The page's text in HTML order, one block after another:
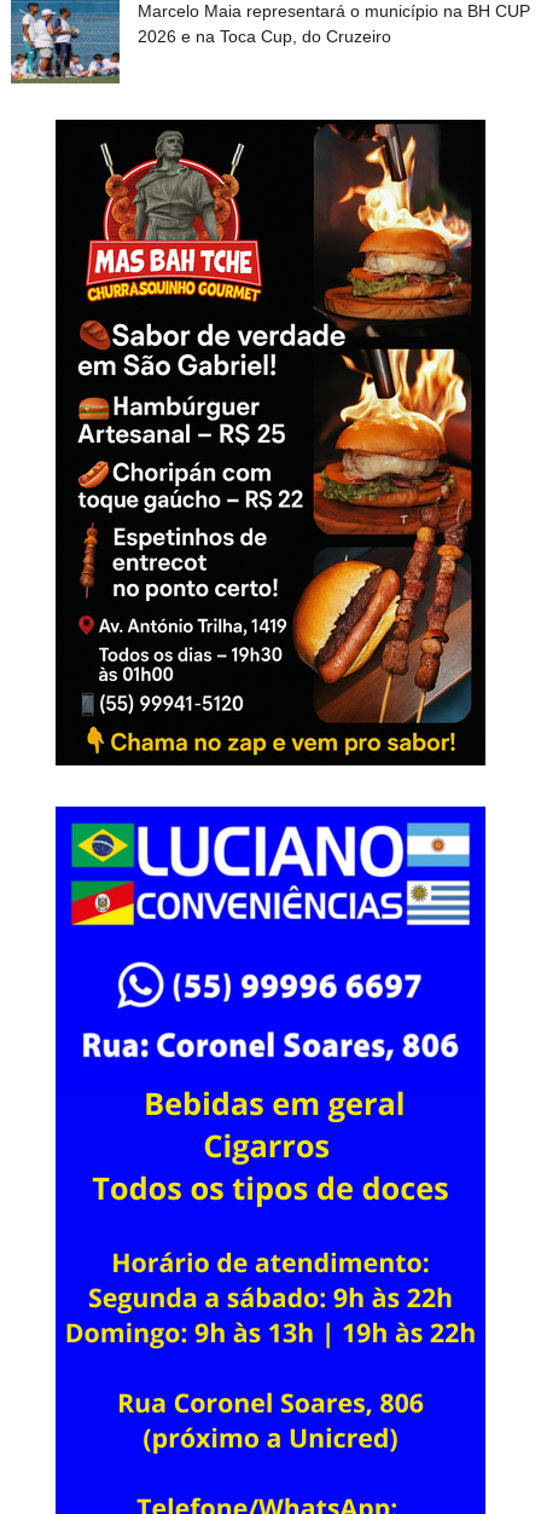
Marcelo Maia representará o município na BH CUP
2026 e na Toca Cup, do Cruzeiro